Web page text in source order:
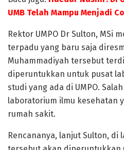
UMB Telah Mampu Menjadi
Rektor UMPO Dr Sulton, MSi
terpadu yang baru saja
Muhammadiyah tersebut
diperuntukkan untuk pusat
studi yang ada di UMPO.
laboratorium ilmu kesehatan
rumah sakit.
Rencananya, lanjut Sulton, di